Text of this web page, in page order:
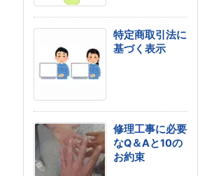
特定商取引法に
基づく表示
修理工事に必要
なQ＆Aと10の
お約束